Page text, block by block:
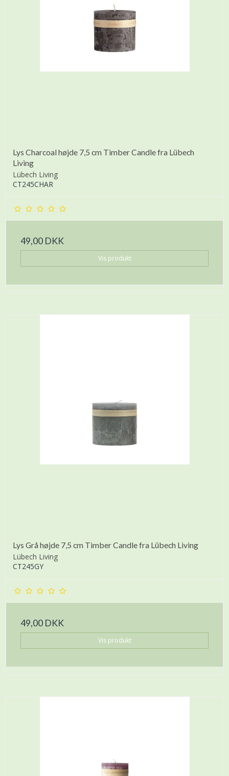
Lys Charcoal højde 7,5 cm Timber Candle fra Lübech
Living
Lübech Living
CT245CHAR
49,00 DKK
Vis produkt
Lys Grå højde 7,5 cm Timber Candle fra Lübech Living
Lübech Living
CT245GY
49,00 DKK
Vis produkt